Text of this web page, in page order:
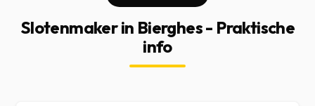
Slotenmaker in Bierghes - Praktische
info